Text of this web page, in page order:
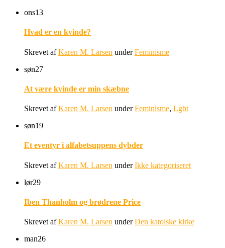
ons13
Hvad er en kvinde?
Skrevet afKaren M. Larsen underFeminisme
søn27
At være kvinde er min skæbne
Skrevet afKaren M. Larsen underFeminisme, Lgbt
søn19
Et eventyr i alfabetsuppens dybder
Skrevet afKaren M. Larsen underIkke kategoriseret
lør29
Iben Thanholm og brødrene Price
Skrevet afKaren M. Larsen underDen katolske kirke
man26